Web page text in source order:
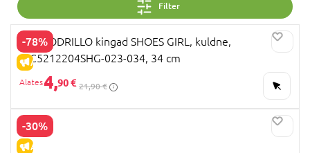
Filter
-78%
ALLAHINDLUS
COCCODRILLO kingad SHOES GIRL, kuldne,
WC5212204SHG-023-034, 34 cm
4,90 € 21,90 €
-30%
ALLAHINDLUS